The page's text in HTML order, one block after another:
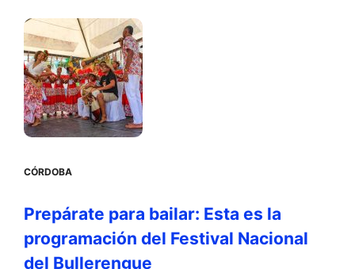
CÓRDOBA
Prepárate para bailar: Esta es la
programación del Festival Nacional
del Bullerengue